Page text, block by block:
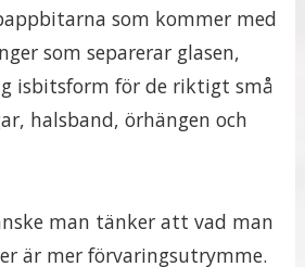
som kommer med
som separerar glasen,
isbitsform för de riktigt små
halsband, örhängen och
man tänker att vad man
är mer förvaringsutrymme.